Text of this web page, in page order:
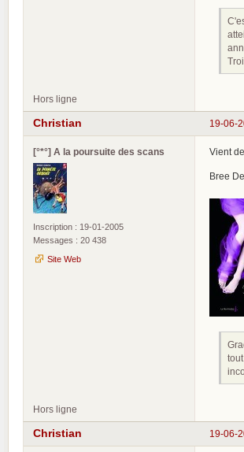
Hors ligne
19-06-
Christian
[°*°] A la poursuite des scans
Inscription : 19-01-2005
Messages : 20 438
Site Web
Vient
Bree
Hors ligne
19-06-
Christian